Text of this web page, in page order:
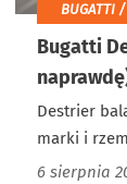
BUGATTI /
Bugatti
Destrier
marki i
6 sierpnia